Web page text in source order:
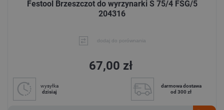
Festool Brzeszczot do wyrzynarki S 75/4 FSG/5
204316
dodaj do porównania
67,00 zł
wysyłka
dzisiaj
darmowa dostawa
od 300 zł